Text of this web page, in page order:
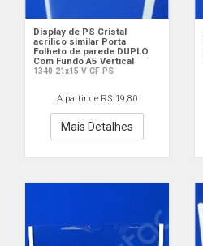
Display de PS Cristal
acrilico similar Porta
Folheto de parede DUPLO
Com Fundo A5 Vertical
1340 21x15 V CF PS
A partir de R$ 19,80
Mais Detalhes